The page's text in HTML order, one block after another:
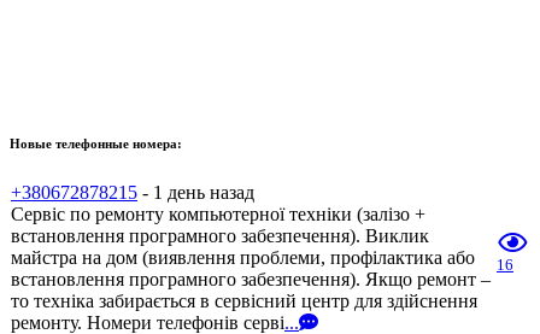
Новые телефонные номера:
+380672878215 - 1 день назад
Сервіс по ремонту компьютерної техніки (залізо +
встановлення програмного забезпечення). Виклик
майстра на дом (виявлення проблеми, профілактика або
встановлення програмного забезпечення). Якщо ремонт –
то техніка забирається в сервісний центр для здійснення
ремонту. Номери телефонів серві...
16